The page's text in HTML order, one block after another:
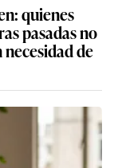
quienes
pasadas no
de